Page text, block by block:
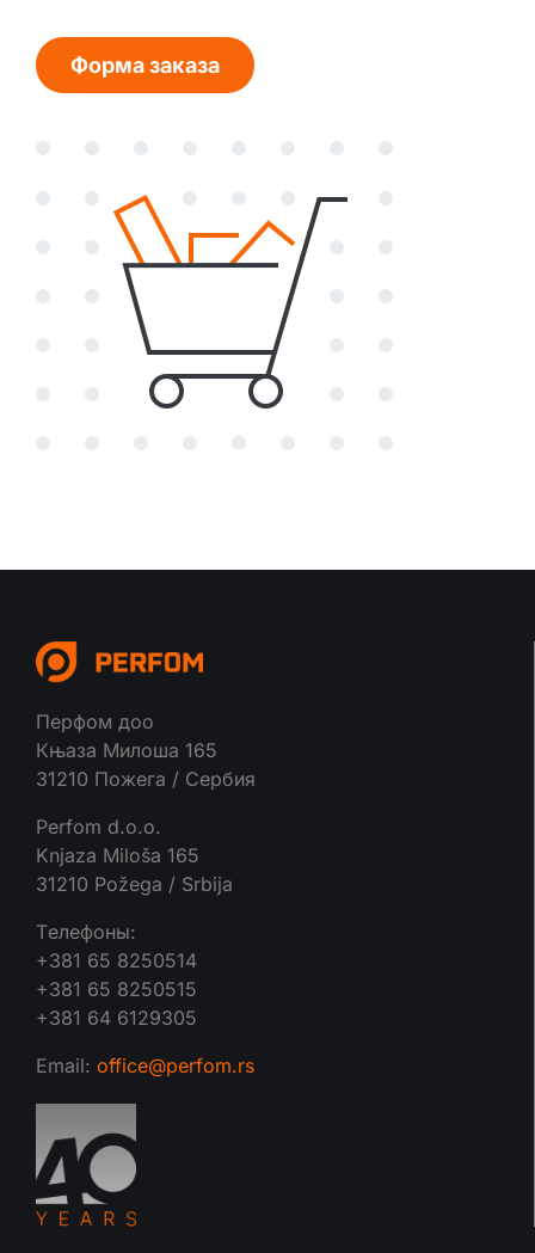
Форма заказа
Перфом доо
Књаза Милоша 165
31210 Пожега / Сербия
Perfom d.o.o.
Knjaza Miloša 165
31210 Požega / Srbija
Tелефоны:
+381 65 8250514
+381 65 8250515
+381 64 6129305
Email: office@perfom.rs